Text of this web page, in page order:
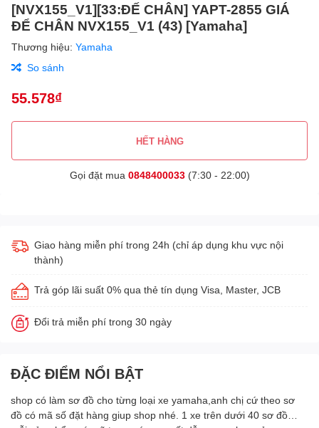
[NVX155_V1][33:ĐẾ CHÂN] YAPT-2855 GIÁ
ĐỂ CHÂN NVX155_V1 (43) [Yamaha]
Thương hiệu: Yamaha
So sánh
55.578₫
HẾT HÀNG
Gọi đặt mua 0848400033(7:30 - 22:00)
Giao hàng miễn phí trong 24h (chỉ áp dụng khu vực nội
thành)
Trả góp lãi suất 0% qua thẻ tín dụng Visa, Master, JCB
Đổi trả miễn phí trong 30 ngày
ĐẶC ĐIỂM NỔI BẬT
shop có làm sơ đồ cho từng loại xe yamaha,anh chị cứ theo sơ
đồ có mã số đặt hàng giup shop nhé. 1 xe trên dưới 40 sơ đồ…